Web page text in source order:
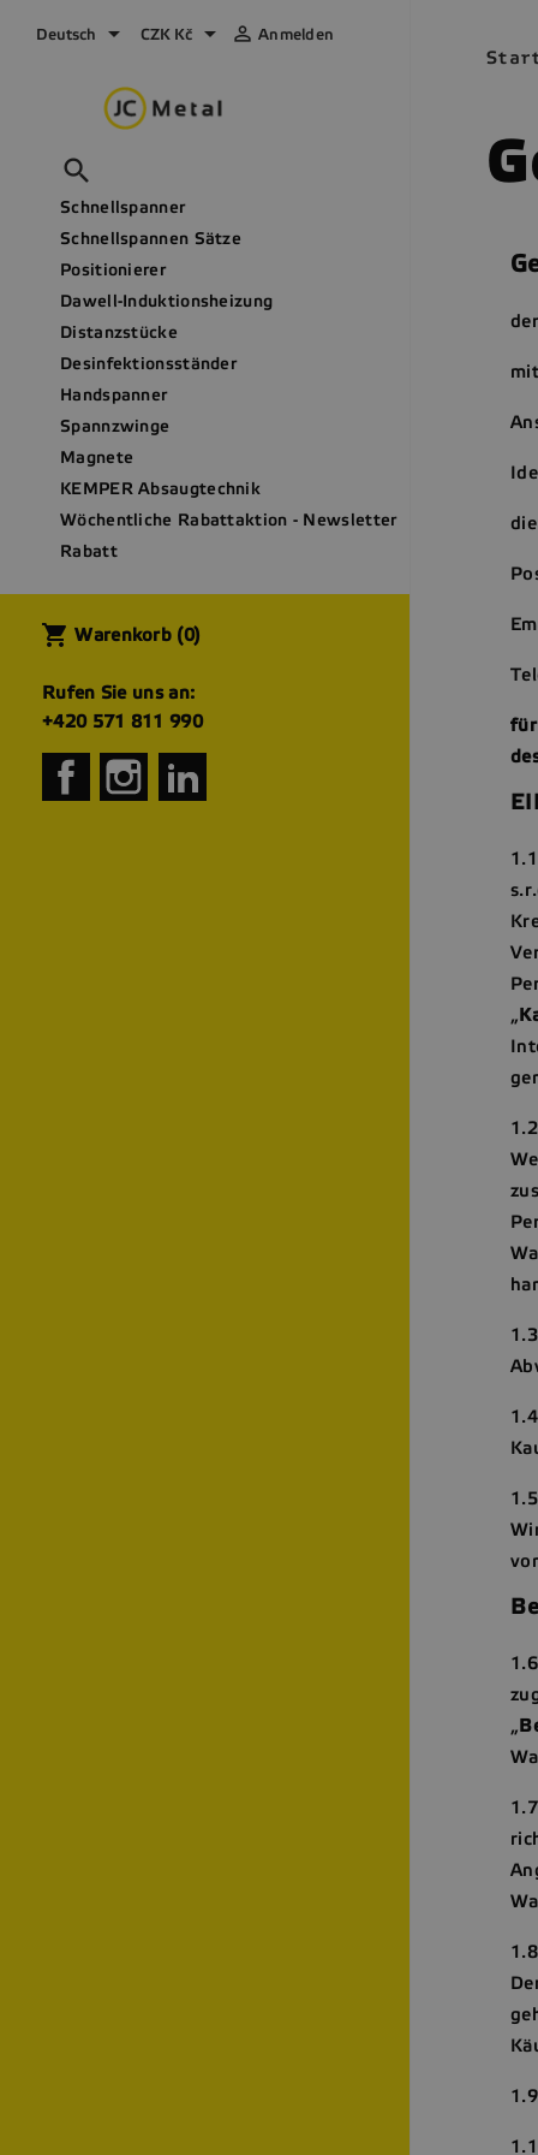
Deutsch  CZK Kč   Anmelden

Schnellspanner
Schnellspannen Sätze
Positionierer
Dawell-Induktionsheizung
Distanzstücke
Desinfektionsständer
Handspanner
Spannzwinge
Magnete
KEMPER Absaugtechnik
Wöchentliche Rabattaktion - Newsletter
Rabatt
shopping_cart Warenkorb (0)
Rufen Sie uns an:
+420 571 811 990
FacebookInstagram
für
„
„